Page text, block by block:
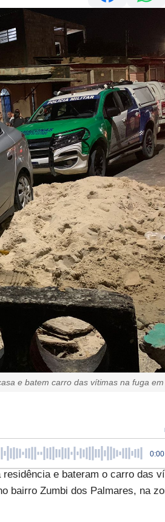
e batem carro das vítimas na fuga
0:00
e bateram o carro das
bairro Zumbi dos Palmares, na